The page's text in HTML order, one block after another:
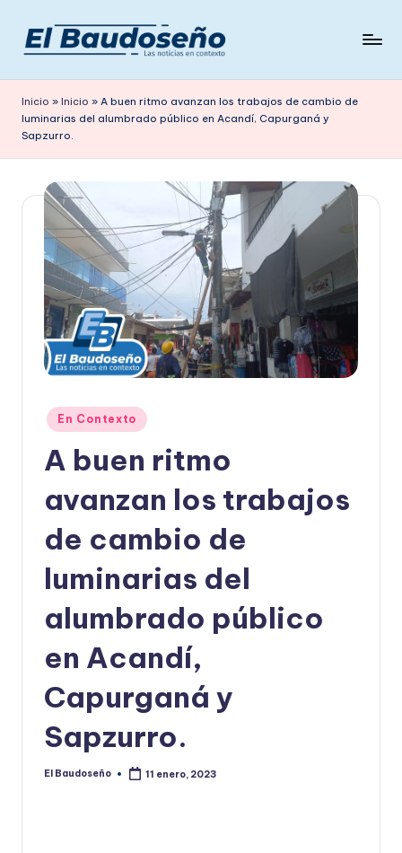
Saltar
contenido
e
ri
ó
d
en
contexto
Inicio » Inicio » A buen ritmo avanzan los trabajos de cambio de
luminarias del alumbrado público en Acandí, Capurganá y
Sapzurro.
Publicado
en
En Contexto
A buen ritmo
avanzan los trabajos
de cambio de
luminarias del
alumbrado público
en Acandí,
Capurganá y
Sapzurro.
Publicado
El Baudoseño 11 enero, 2023